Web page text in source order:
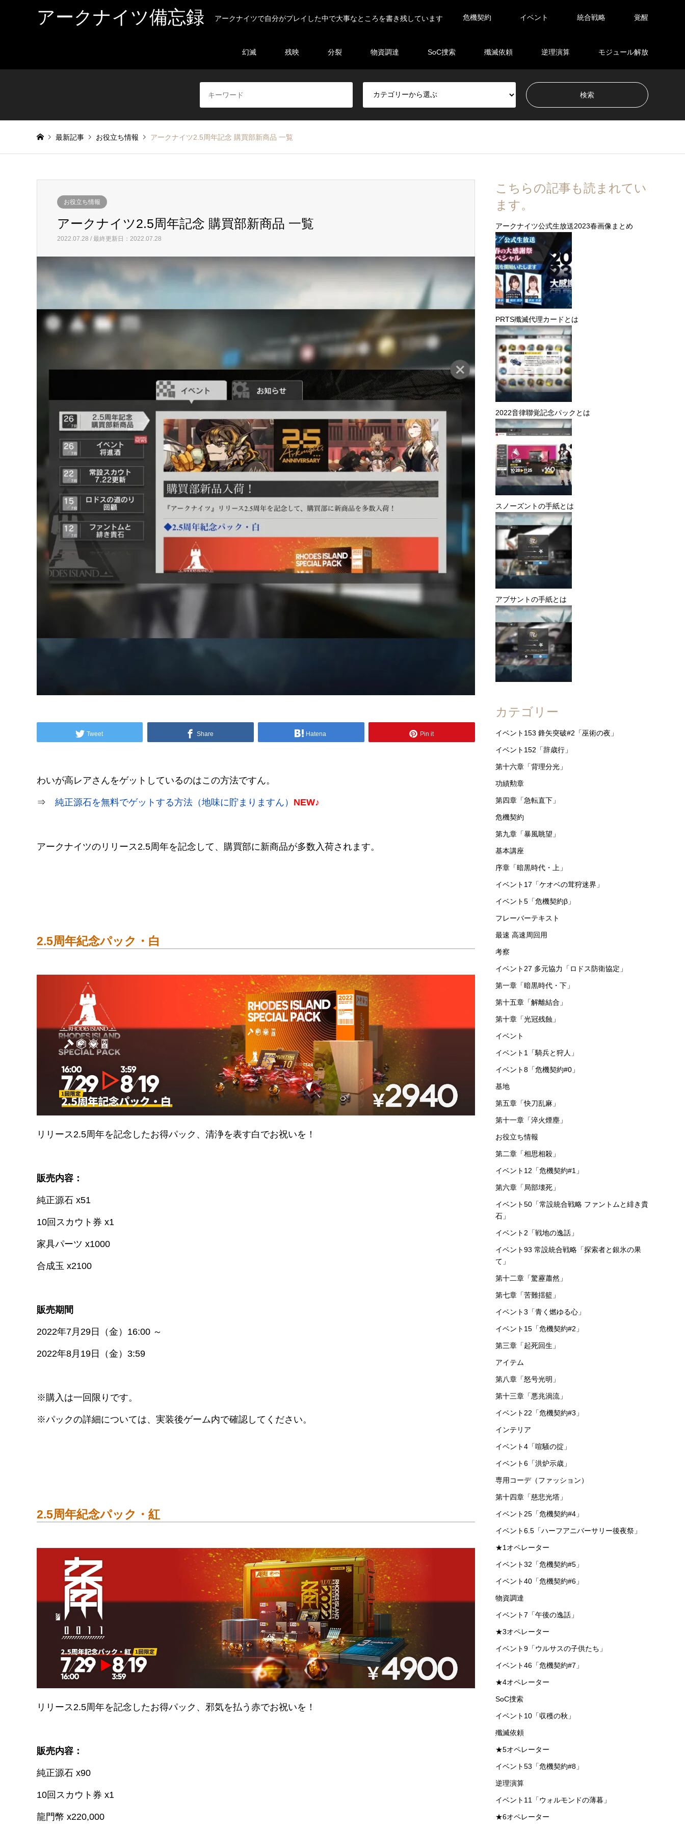
アークナイツ備忘録 アークナイツで自分がプレイした中で大事なところを書き残しています 危機契約 イベント 統合戦略 覚醒
幻滅 残映 分裂 物資調達 SoC捜索 殲滅依頼 逆理演算 モジュール解放
最新記事 お役立ち情報
アークナイツ2.5周年記念 購買部新商品 一覧
2022.07.28 / 最終更新日：2022.07.28
わいが高レアさんをゲットしているのはこの方法ですん。
アークナイツのリリース2.5周年を記念して、購買部に新商品が多数入荷されます。
2.5周年紀念パック・白
販売内容：
純正源石 x51
家具パーツ x1000
合成玉 x2100
2022年8月19日（金）3:59
※購入は一回限りです。
※パックの詳細については、実装後ゲーム内で確認してください。
2.5周年紀念パック・紅
こちらの記事も読まれてい
ます。
アークナイツ公式生放送2023春画像まとめ
PRTS殲滅代理カードとは
2022音律聯覚記念パックとは
スノーズントの手紙とは
アブサントの手紙とは
カテゴリー
イベント153 鋒矢突破#2「巫術の夜」
イベント152「辞歳行」
第十六章「背理分光」
功績勲章
第四章「急転直下」
危機契約
第九章「暴風眺望」
基本講座
序章「暗黒時代・上」
イベント17「ケオベの茸狩迷界」
イベント5「危機契約β」
フレーバーテキスト
最速 高速周回用
考察
イベント27 多元協力「ロドス防衛協定」
第一章「暗黒時代・下」
第十五章「解離結合」
第十章「光冠残蝕」
イベント
イベント1「騎兵と狩人」
第十一章「淬火煙塵」
お役立ち情報
第二章「相思相殺」
イベント12「危機契約#1」
第六章「局部壊死」
て」
第十二章「驚靂蕭然」
第七章「苦難揺籃」
イベント3「青く燃ゆる心」
イベント15「危機契約#2」
第三章「起死回生」
アイテム
第八章「怒号光明」
第十三章「悪兆渦流」
イベント22「危機契約#3」
インテリア
イベント4「喧騒の掟」
イベント6「洪炉示歳」
専用コーデ（ファッション）
第十四章「慈悲光塔」
イベント25「危機契約#4」
イベント6.5「ハーフアニバーサリー後夜祭」
★1オペレーター
イベント32「危機契約#5」
イベント40「危機契約#6」
物資調達
イベント7「午後の逸話」
★3オペレーター
イベント9「ウルサスの子供たち」
イベント46「危機契約#7」